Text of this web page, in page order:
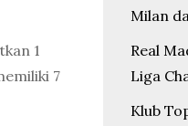
1
7
Milan
Real
Liga
Klub